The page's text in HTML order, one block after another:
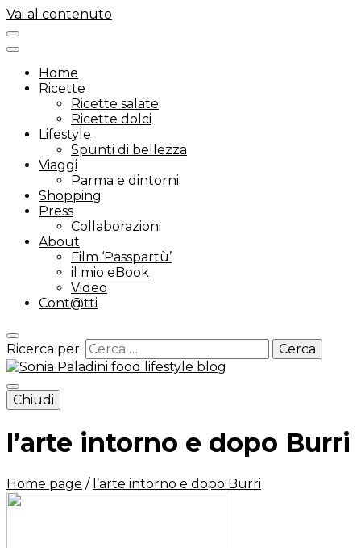
Vai al contenuto
Home
Ricette
Ricette salate
Ricette dolci
Lifestyle
Spunti di bellezza
Viaggi
Parma e dintorni
Shopping
Press
Collaborazioni
About
Film ‘Passpartù’
il mio eBook
Video
Cont@tti
Ricerca per:
Sonia Paladini – food and
lifestyle blog – Italy
Chiudi
l’arte intorno e dopo Burri
Home page / l’arte intorno e dopo Burri